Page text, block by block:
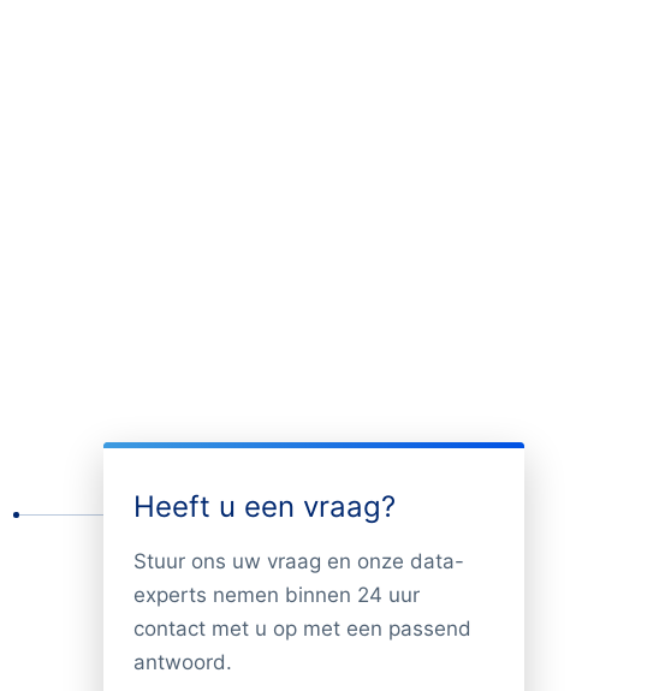
Heeft u een vraag?
Stuur ons uw vraag en onze data-
experts nemen binnen 24 uur
contact met u op met een passend
antwoord.